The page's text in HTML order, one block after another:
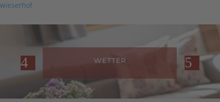
wieserhof
WETTER